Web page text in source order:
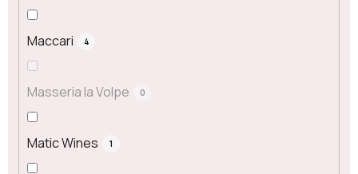
Maccari 4
Masseria la Volpe 0
Matic Wines 1